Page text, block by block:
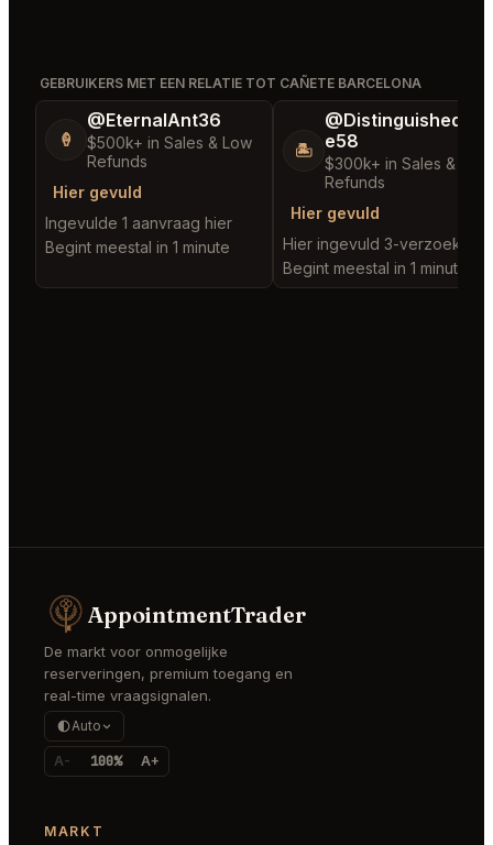
GEBRUIKERS MET EEN RELATIE TOT CAÑETE BARCELONA
🍦
@EternalAnt36
$500k+ in Sales & Low
Refunds
Hier gevuld
Ingevulde 1 aanvraag hier
Begint meestal in 1 minute
🏝️
@DistinguishedTre
e58
$300k+ in Sales & Low
Refunds
Hier gevuld
Hier ingevuld 3-verzoeken
Begint meestal in 1 minute
AppointmentTrader
De markt voor onmogelijke
reserveringen, premium toegang en
real-time vraagsignalen.
Auto
A- 100% A+
MARKT